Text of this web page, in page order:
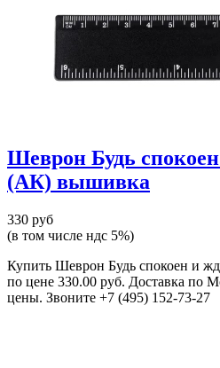
Шеврон Будь
(АК) вышивка
330 руб
(в том числе ндс 5%)
Купить Шеврон Будь спокоен и
по цене 330.00 руб. Доставка по
цены. Звоните +7 (495) 152-73-27